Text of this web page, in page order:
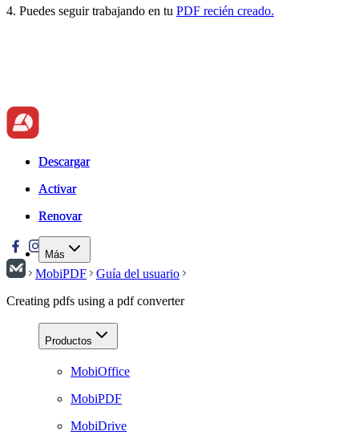
4. Puedes seguir trabajando en tu PDF recién creado.
Descargar
Activar
Renovar
Más
Descargar
Activar
Renovar
MobiPDF
Guía del usuario
Creating pdfs using a pdf converter
Productos
MobiOffice
MobiPDF
MobiDrive